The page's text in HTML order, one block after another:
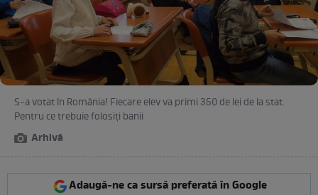
S-a votat în România! Fiecare elev va primi 350 de lei de la stat.
Pentru ce trebuie folosiți banii
Arhivă
Adaugă-ne ca sursă preferată în Google